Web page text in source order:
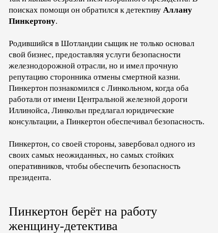
поисках помощи он обратился к детективу Аллану
Пинкертону.
Родившийся в Шотландии сыщик не только основал
свой бизнес, предоставляя услуги безопасности
железнодорожной отрасли, но и имел прочную
репутацию сторонника отмены смертной казни.
Пинкертон познакомился с Линкольном, когда оба
работали от имени Центральной железной дороги
Иллинойса, Линкольн предлагал юридические
консультации, а Пинкертон обеспечивал безопасность.
Пинкертон, со своей стороны, завербовал одного из
своих самых неожиданных, но самых стойких
оперативников, чтобы обеспечить безопасность
президента.
Пинкертон берёт на работу
женщину-детектива